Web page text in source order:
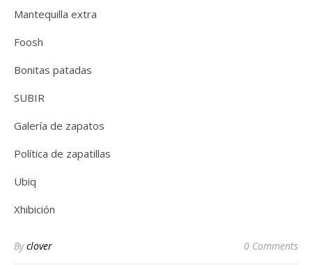
Mantequilla extra
Foosh
Bonitas patadas
SUBIR
Galería de zapatos
Política de zapatillas
Ubiq
Xhibición
Byclover 0 Comments